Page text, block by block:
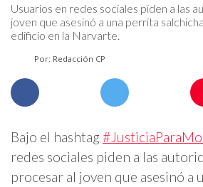
Usuarios en redes sociales piden a las
joven que asesinó a una perrita
edificio en la Narvarte.
Por: Redacción CP
Bajo el hashtag
redes sociales piden a las
procesar al joven que asesinó a